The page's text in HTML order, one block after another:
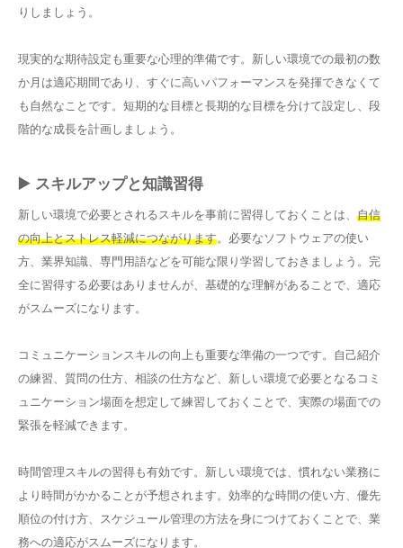
りしましょう。
現実的な期待設定も重要な心理的準備です。新しい環境での最初の数
か月は適応期間であり、すぐに高いパフォーマンスを発揮できなくて
も自然なことです。短期的な目標と長期的な目標を分けて設定し、段
階的な成長を計画しましょう。
▶️ スキルアップと知識習得
新しい環境で必要とされるスキルを事前に習得しておくことは、 自信
の向上とストレス軽減につながります。必要なソフトウェアの使い
方、業界知識、専門用語などを可能な限り学習しておきましょう。完
全に習得する必要はありませんが、基礎的な理解があることで、適応
がスムーズになります。
コミュニケーションスキルの向上も重要な準備の一つです。自己紹介
の練習、質問の仕方、相談の仕方など、新しい環境で必要となるコミ
ュニケーション場面を想定して練習しておくことで、実際の場面での
緊張を軽減できます。
時間管理スキルの習得も有効です。新しい環境では、慣れない業務に
より時間がかかることが予想されます。効率的な時間の使い方、優先
順位の付け方、スケジュール管理の方法を身につけておくことで、業
務への適応がスムーズになります。